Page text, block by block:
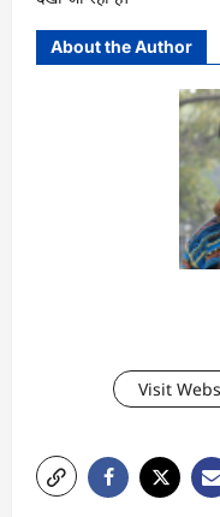
About the Author
Visit